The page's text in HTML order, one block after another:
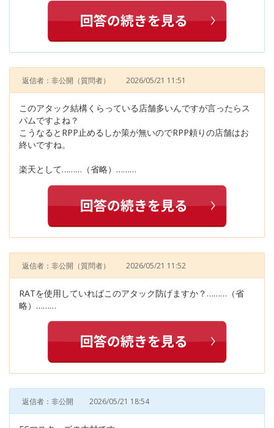
返信者：非公開 （質問者） 2026/05/21 11:51
このアタック結構くらっている店舗多いんですが言ったらス
パムですよね？
こうなるとRPP止めるしか策が無いのでRPP頼りの店舗はお
終いですね。
楽天として………（省略）………
返信者：非公開 （質問者） 2026/05/21 11:52
RATを使用していればこのアタック防げますか？………（省
略）………
返信者：非公開 2026/05/21 18:54